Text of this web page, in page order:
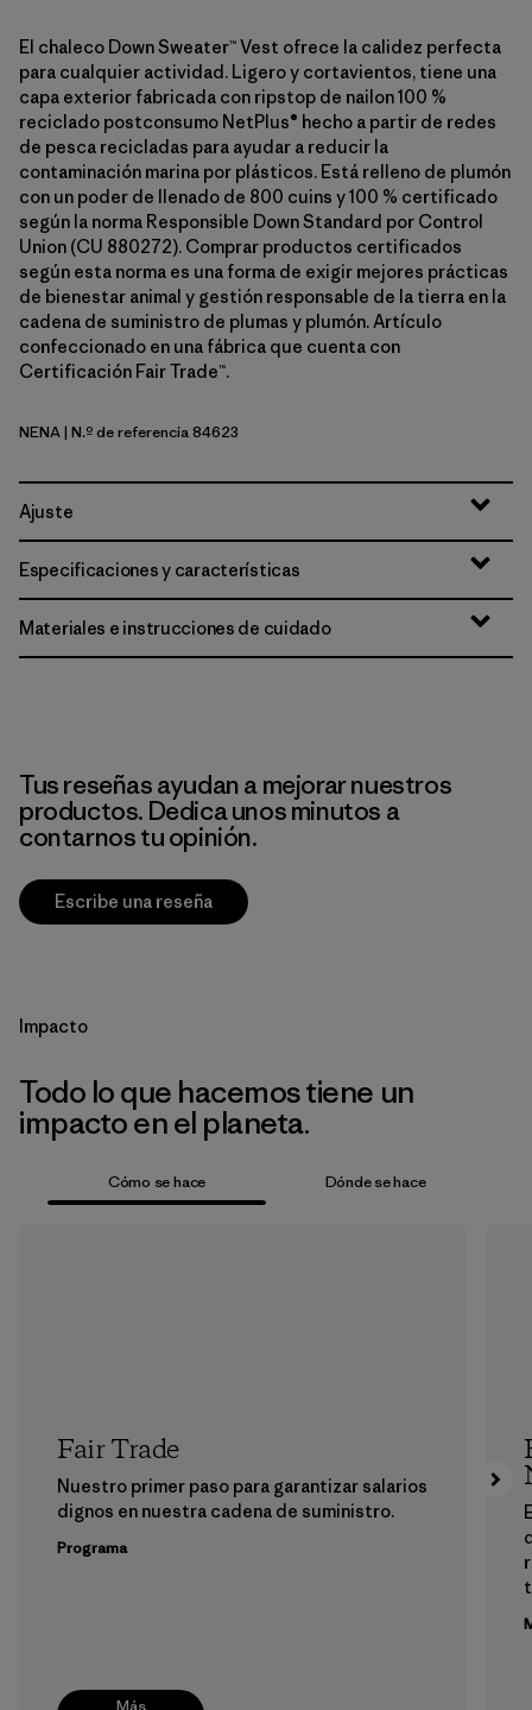
El chaleco Down Sweater™ Vest ofrece la calidez perfecta
para cualquier actividad. Ligero y cortavientos, tiene una
capa exterior fabricada con ripstop de nailon 100 %
reciclado postconsumo NetPlus® hecho a partir de redes
de pesca recicladas para ayudar a reducir la
contaminación marina por plásticos. Está relleno de plumón
con un poder de llenado de 800 cuins y 100 % certificado
según la norma Responsible Down Standard por Control
Union (CU 880272). Comprar productos certificados
según esta norma es una forma de exigir mejores prácticas
de bienestar animal y gestión responsable de la tierra en la
cadena de suministro de plumas y plumón. Artículo
confeccionado en una fábrica que cuenta con
Certificación Fair Trade™.
New Navy
NENA| N.º de referencia 84623
Ajuste
Especificaciones y características
Materiales e instrucciones de cuidado
Tus reseñas ayudan a mejorar nuestros
productos. Dedica unos minutos a
contarnos tu opinión.
Escribe una reseña
Impacto
Todo lo que hacemos tiene un
impacto en el planeta.
Cómo se hace Dónde se hace
Más
Fair Trade
Nuestro primer paso para garantizar salarios
dignos en nuestra cadena de suministro.
Programa